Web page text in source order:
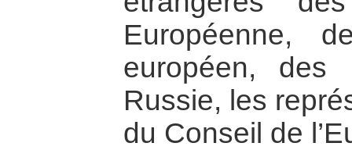
Européenne,
européen,
Russie, les
du Conseil de